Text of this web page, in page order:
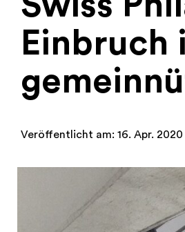
Einbruch
Veröffentlicht am: 16. Apr. 2020